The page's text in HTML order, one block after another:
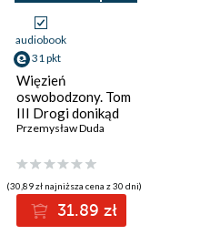
audiobook
31 pkt
Więzień
oswobodzony. Tom
III Drogi donikąd
Przemysław Duda
(30,89 zł najniższa cena z 30 dni)
31.89 zł